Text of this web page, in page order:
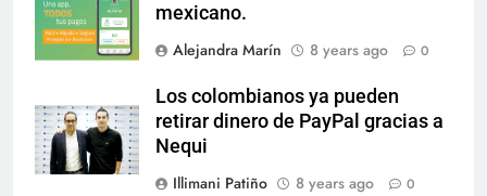
mexicano.
Alejandra Marín
8 years ago 0
Los colombianos ya pueden
retirar dinero de PayPal gracias a
Nequi
Illimani Patiño
8 years ago 0